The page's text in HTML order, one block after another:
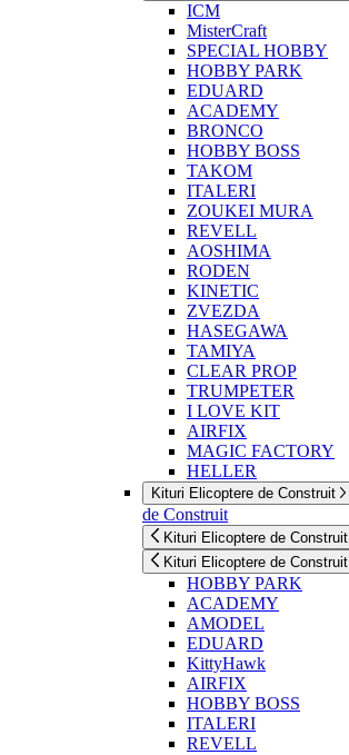
ICM
MisterCraft
SPECIAL HOBBY
HOBBY PARK
EDUARD
ACADEMY
BRONCO
HOBBY BOSS
TAKOM
ITALERI
ZOUKEI MURA
REVELL
AOSHIMA
RODEN
KINETIC
ZVEZDA
HASEGAWA
TAMIYA
CLEAR PROP
TRUMPETER
I LOVE KIT
AIRFIX
MAGIC FACTORY
HELLER
Kituri Elicoptere de Construit
de Construit
Kituri Elicoptere de Construit
Kituri Elicoptere de Construit
HOBBY PARK
ACADEMY
AMODEL
EDUARD
KittyHawk
AIRFIX
HOBBY BOSS
ITALERI
REVELL